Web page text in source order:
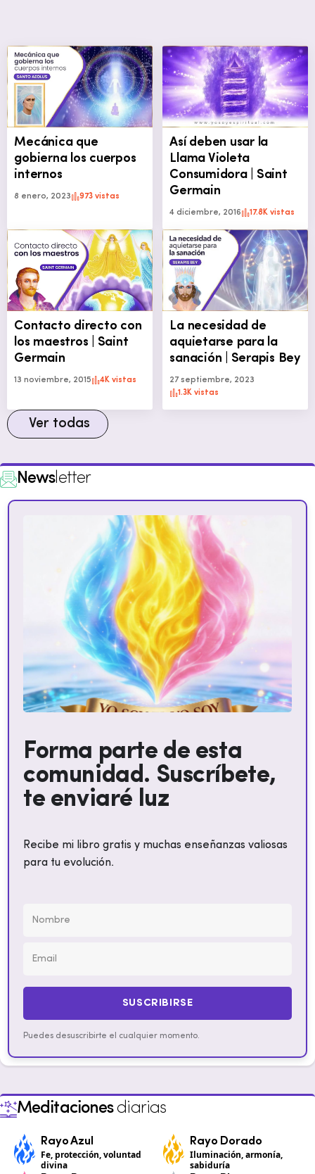
Mecánica que
gobierna los cuerpos
internos
8 enero, 2023 973 vistas
Así deben usar la
Llama Violeta
Consumidora | Saint
Germain
4 diciembre, 2016 17.8K vistas
Contacto directo con
los maestros | Saint
Germain
13 noviembre, 2015 4K vistas
La necesidad de
aquietarse para la
sanación | Serapis Bey
27 septiembre, 2023
1.3K vistas
Ver todas
Newsletter
Forma parte de esta
comunidad. Suscríbete,
te enviaré luz
Recibe mi libro gratis y muchas enseñanzas valiosas
para tu evolución.
SUSCRIBIRSE
Puedes desuscribirte el cualquier momento.
Meditacionesdiarias
Rayo Azul
Fe, protección, voluntad
divina
Rayo Dorado
Iluminación, armonía,
sabiduría